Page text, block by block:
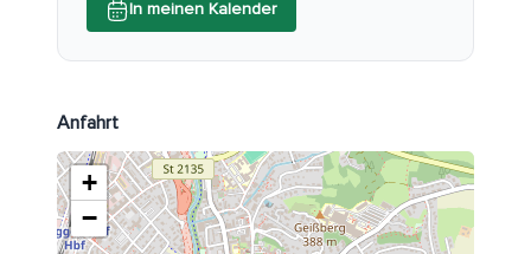
In meinen Kalender
Anfahrt
+
−